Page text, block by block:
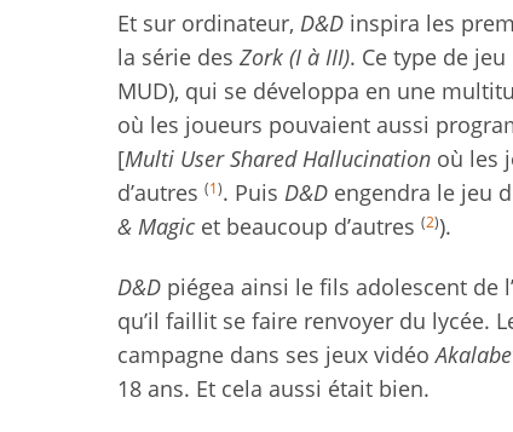
Et sur ordinateur, D&D inspira les
la série des Zork (I à III). Ce type de
MUD), qui se développa en une
où les joueurs pouvaient aussi
[Multi User Shared Hallucination où les
d’autres (1). Puis D&D engendra le jeu
& Magic et beaucoup d’autres (2)).
D&D piégea ainsi le fils adolescent de
qu’il faillit se faire renvoyer du lycée.
campagne dans ses jeux vidéo
18 ans. Et cela aussi était bien.